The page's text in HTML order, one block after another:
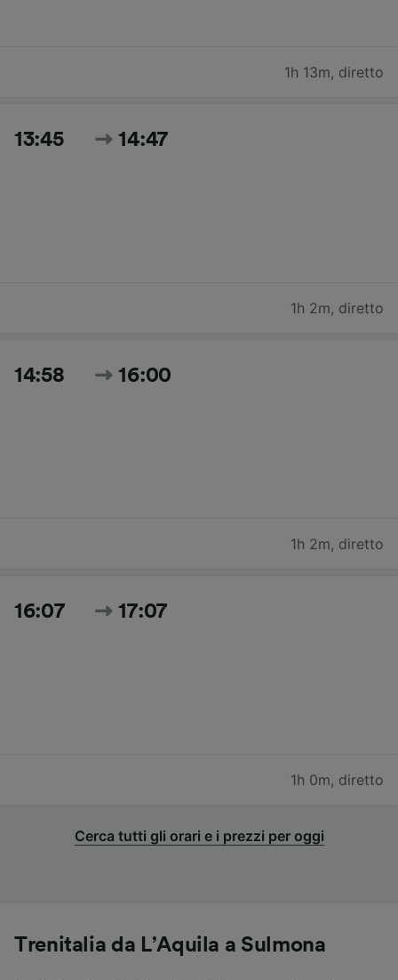
1h 13m, diretto
13:45 14:47
1h 2m, diretto
14:58 16:00
1h 2m, diretto
16:07 17:07
1h 0m, diretto
Cerca tutti gli orari e i prezzi per oggi
Trenitalia da L’Aquila a Sulmona